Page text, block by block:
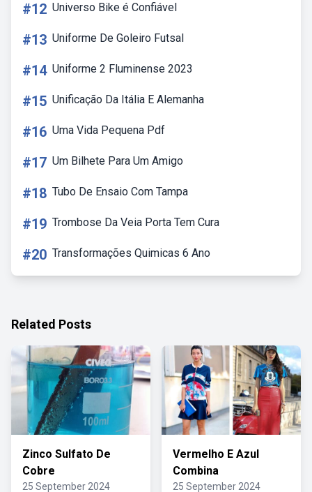
#12 Universo Bike é Confiável
#13 Uniforme De Goleiro Futsal
#14 Uniforme 2 Fluminense 2023
#15 Unificação Da Itália E Alemanha
#16 Uma Vida Pequena Pdf
#17 Um Bilhete Para Um Amigo
#18 Tubo De Ensaio Com Tampa
#19 Trombose Da Veia Porta Tem Cura
#20 Transformações Quimicas 6 Ano
Related Posts
Zinco Sulfato De
Cobre
25 September 2024
Vermelho E Azul
Combina
25 September 2024